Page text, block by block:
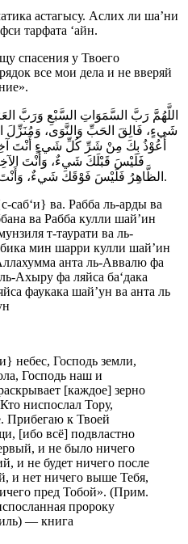
астагысу. Аслих ли ша’ни
тарфата ‘айн.
спасения у Твоего
все мои дела и не вверяй
اللَّهُمَّ رَبَّ السَّمَوَاتِ السَّبْعِ وَرَبَّ
شَيءٍ، فَالِقَ الحَبِّ وَالنَّوَى، وَمُنَزِّلَ
أَعُوْذُ بِكَ مِنْ شَرِّ كُلِّ شَيءٍ أَنْتَ آخِذٌ
فَلَيْسَ قَبْلَكَ شَيءٌ، وَأَنْتَ
الظَّاهِرُ فَلَيْسَ فَوْقَكَ شَيءٌ، وَأَنْتَ البَاطِنُ فَلَيْسَ دُوْنَكَ شَيءٌ.
саб‘и} ва. Рабба ль-арды ва
ва Рабба кулли шай’ин
т-таурати ва ль-
мин шарри кулли шай’ин
анта ль-Аввалю фа
Ахыру фа ляйса ба‘дака
фаукака шай’ун ва анта ль
небес, Господь земли,
Господь наш и
[каждое] зерно
ниспослал Тору,
Прибегаю к Твоей
[ибо всё] подвластно
и не было ничего
и не будет ничего после
нет ничего выше Тебя,
пред Тобой». (Прим.
пророку
— книга